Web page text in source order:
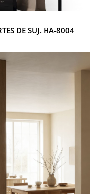
DE SUJ. HA-8004